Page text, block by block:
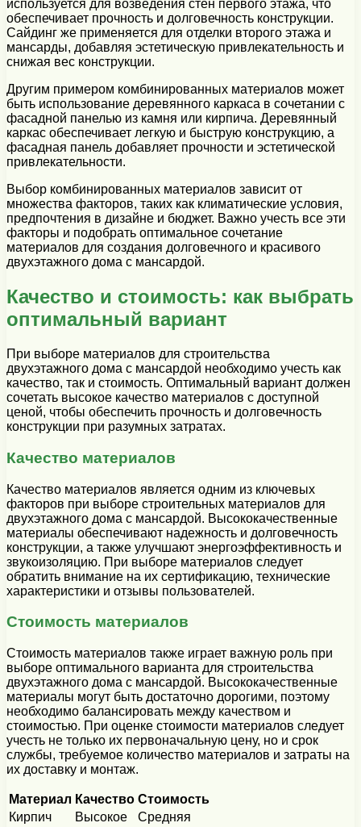
используется для возведения стен первого этажа, что
обеспечивает прочность и долговечность конструкции.
Сайдинг же применяется для отделки второго этажа и
мансарды, добавляя эстетическую привлекательность и
снижая вес конструкции.
Другим примером комбинированных материалов может
быть использование деревянного каркаса в сочетании с
фасадной панелью из камня или кирпича. Деревянный
каркас обеспечивает легкую и быструю конструкцию, а
фасадная панель добавляет прочности и эстетической
привлекательности.
Выбор комбинированных материалов зависит от
множества факторов, таких как климатические условия,
предпочтения в дизайне и бюджет. Важно учесть все эти
факторы и подобрать оптимальное сочетание
материалов для создания долговечного и красивого
двухэтажного дома с мансардой.
Качество и стоимость: как выбрать
оптимальный вариант
При выборе материалов для строительства
двухэтажного дома с мансардой необходимо учесть как
качество, так и стоимость. Оптимальный вариант должен
сочетать высокое качество материалов с доступной
ценой, чтобы обеспечить прочность и долговечность
конструкции при разумных затратах.
Качество материалов
Качество материалов является одним из ключевых
факторов при выборе строительных материалов для
двухэтажного дома с мансардой. Высококачественные
материалы обеспечивают надежность и долговечность
конструкции, а также улучшают энергоэффективность и
звукоизоляцию. При выборе материалов следует
обратить внимание на их сертификацию, технические
характеристики и отзывы пользователей.
Стоимость материалов
Стоимость материалов также играет важную роль при
выборе оптимального варианта для строительства
двухэтажного дома с мансардой. Высококачественные
материалы могут быть достаточно дорогими, поэтому
необходимо балансировать между качеством и
стоимостью. При оценке стоимости материалов следует
учесть не только их первоначальную цену, но и срок
службы, требуемое количество материалов и затраты на
их доставку и монтаж.
Материал Качество Стоимость
Кирпич
Высокое Средняя